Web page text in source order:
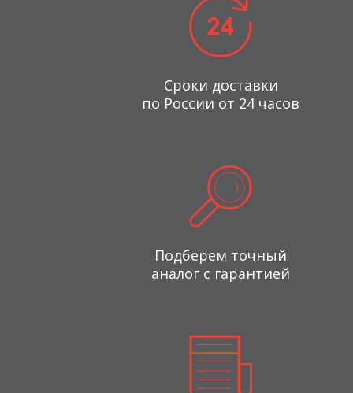
Сроки доставки
по России от 24 часов
Подберем точный
аналог с гарантией